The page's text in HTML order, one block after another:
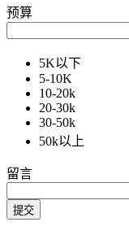
预算
5K以下
5-10K
10-20k
20-30k
30-50k
50k以上
留言